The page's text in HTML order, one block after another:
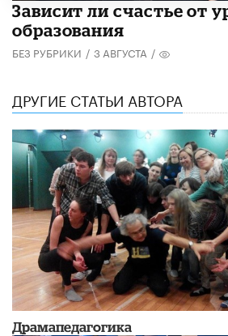
Зависит ли счастье от
образования
БЕЗ РУБРИКИ / 3 АВГУСТА /
ДРУГИЕ СТАТЬИ АВТОРА
Драмапедагогика